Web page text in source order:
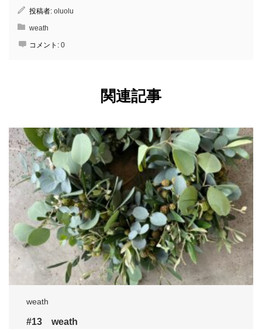
投稿者: oluolu
weath
コメント: 0
関連記事
weath
#13 weath